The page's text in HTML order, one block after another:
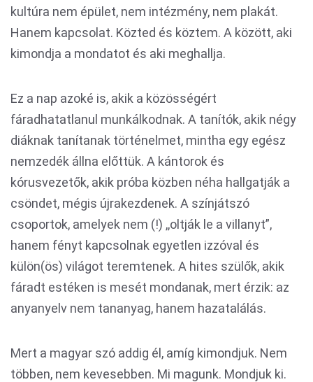
kultúra nem épület, nem intézmény, nem plakát.
Hanem kapcsolat. Közted és köztem. A között, aki
kimondja a mondatot és aki meghallja.
Ez a nap azoké is, akik a közösségért
fáradhatatlanul munkálkodnak. A tanítók, akik négy
diáknak tanítanak történelmet, mintha egy egész
nemzedék állna előttük. A kántorok és
kórusvezetők, akik próba közben néha hallgatják a
csöndet, mégis újrakezdenek. A színjátszó
csoportok, amelyek nem (!) ,,oltják le a villanyt”,
hanem fényt kapcsolnak egyetlen izzóval és
külön(ös) világot teremtenek. A hites szülők, akik
fáradt estéken is mesét mondanak, mert érzik: az
anyanyelv nem tananyag, hanem hazatalálás.
Mert a magyar szó addig él, amíg kimondjuk. Nem
többen, nem kevesebben. Mi magunk. Mondjuk ki.